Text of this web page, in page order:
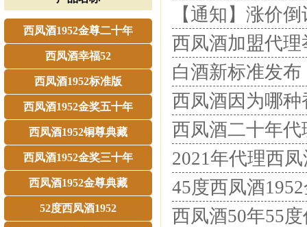
西凤酒1952金尊二十年
西凤酒幸福52
西凤酒1952标准版
西凤酒1952金奖五十年
西凤酒1952铜尊典藏
西凤酒1952金奖三十年
西凤酒1952金尊典藏
52度西凤酒1952
【通知】涨价
西凤酒加盟代
白酒新标准发
西凤酒因为哪
西凤酒二十年代
2021年代理西
45度西凤酒
西凤酒50年55